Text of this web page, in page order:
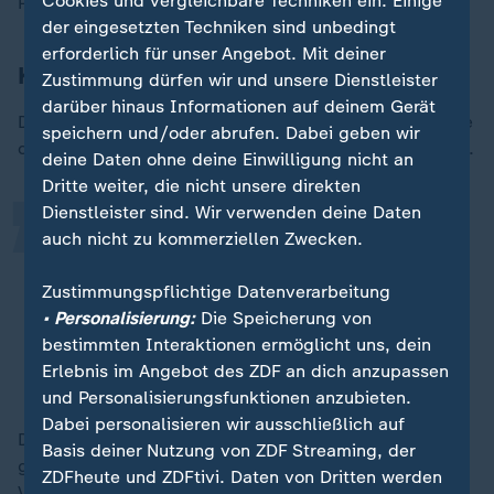
Kritik aus der Politik und vom ADAC
Der SPD-Bundestagsabgeordnete Armand Zorn wertete
die Menge der Abweichungen als "besorgniserregend".
Im Gesetz sind klare Strafen für
zuständigen Behörden müssen jetzt
klar dagegen vorgehen.
„
Armand Zorn (SPD), Bundestagsabgeordneter
Der ADAC forderte ebenfalls ein hartes Vorgehen. Es
gehe für Verbraucher auch um Transparenz und
der eingesetzten Techniken sind unbedingt
erforderlich für unser Angebot. Mit deiner
Zustimmung dürfen wir und unsere Dienstleister
darüber hinaus Informationen auf deinem Gerät
speichern und/oder abrufen. Dabei geben wir
deine Daten ohne deine Einwilligung nicht an
Dritte weiter, die nicht unsere direkten
Dienstleister sind. Wir verwenden deine Daten
auch nicht zu kommerziellen Zwecken.
Zustimmungspflichtige Datenverarbeitung
• Personalisierung:Die Speicherung von
bestimmten Interaktionen ermöglicht uns, dein
Erlebnis im Angebot des ZDF an dich anzupassen
und Personalisierungsfunktionen anzubieten.
Dabei personalisieren wir ausschließlich auf
Basis deiner Nutzung von ZDF Streaming, der
ZDFheute und ZDFtivi. Daten von Dritten werden